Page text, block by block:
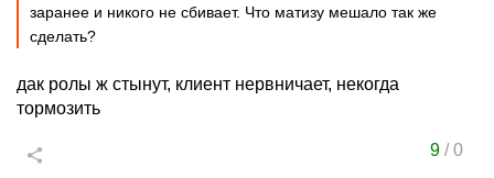
заранее и никого не сбивает. Что матизу мешало так же
сделать?
дак ролы ж стынут, клиент нервничает, некогда
тормозить
9/0